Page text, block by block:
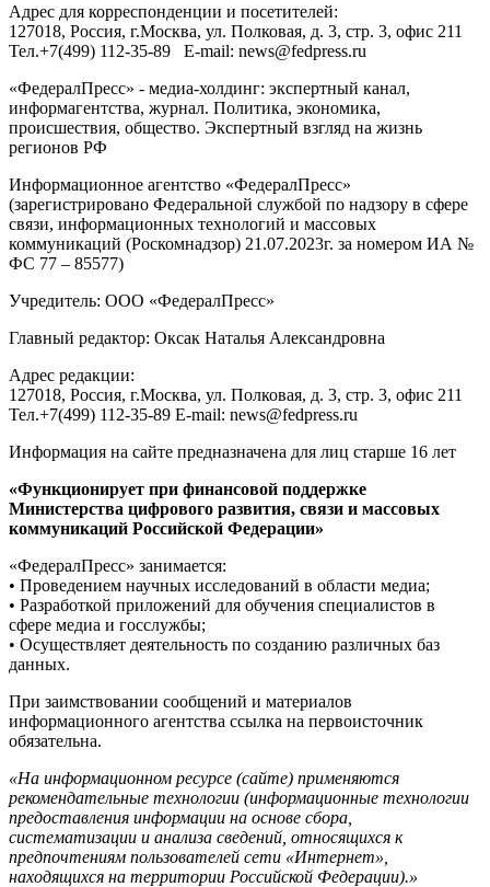
Адрес для корреспонденции и посетителей:
127018, Россия, г.Москва, ул. Полковая, д. 3, стр. 3, офис 211
Тел.+7(499) 112-35-89 E-mail: news@fedpress.ru
«ФедералПресс» - медиа-холдинг: экспертный канал,
информагентства, журнал. Политика, экономика,
происшествия, общество. Экспертный взгляд на жизнь
регионов РФ
Информационное агентство «ФедералПресс»
(зарегистрировано Федеральной службой по надзору в сфере
связи, информационных технологий и массовых
коммуникаций (Роскомнадзор) 21.07.2023г. за номером ИА №
ФС 77 – 85577)
Учредитель: ООО «ФедералПресс»
Главный редактор: Оксак Наталья Александровна
Адрес редакции:
127018, Россия, г.Москва, ул. Полковая, д. 3, стр. 3, офис 211
Тел.+7(499) 112-35-89 E-mail: news@fedpress.ru
Информация на сайте предназначена для лиц старше 16 лет
«Функционирует при финансовой поддержке
Министерства цифрового развития, связи и массовых
коммуникаций Российской Федерации»
«ФедералПресс» занимается:
• Проведением научных исследований в области медиа;
• Разработкой приложений для обучения специалистов в
сфере медиа и госслужбы;
• Осуществляет деятельность по созданию различных баз
данных.
При заимствовании сообщений и материалов
информационного агентства ссылка на первоисточник
обязательна.
«На информационном ресурсе (сайте) применяются
рекомендательные технологии (информационные технологии
предоставления информации на основе сбора,
систематизации и анализа сведений, относящихся к
предпочтениям пользователей сети «Интернет»,
находящихся на территории Российской Федерации).»